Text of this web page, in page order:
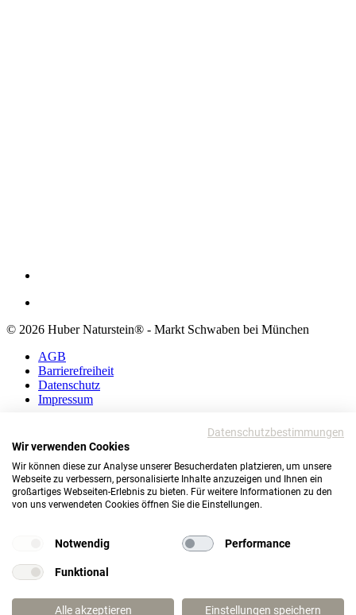
© 2026 Huber Naturstein® - Markt Schwaben bei München
AGB
Barrierefreiheit
Datenschutz
Impressum
Barrierefreiheit
Datenschutz
Impressum
© 2026 Huber Naturstein®
Markt Schwaben bei München
Datenschutzbestimmungen
Wir verwenden Cookies
Wir können diese zur Analyse unserer Besucherdaten platzieren, um unsere
Webseite zu verbessern, personalisierte Inhalte anzuzeigen und Ihnen ein
großartiges Webseiten-Erlebnis zu bieten. Für weitere Informationen zu den
von uns verwendeten Cookies öffnen Sie die Einstellungen.
Notwendig Performance
Funktional
Alle akzeptieren Einstellungen speichern